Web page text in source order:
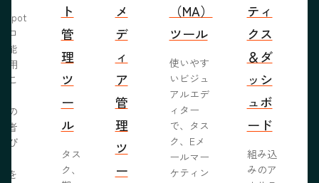
ロ
能
用
こ
の
者
び
を
ト
管
理
ツ
ー
ル
タス
ク、
メ
デ
ィ
ア
管
理
ツ
ー
（MA）
ツール
使いやす
いビジュ
アルエデ
ィター
で、タス
ク、Eメ
ールマー
ケティン
ティ
クス
＆ダ
ッシ
ュボ
ード
組み込
みのア